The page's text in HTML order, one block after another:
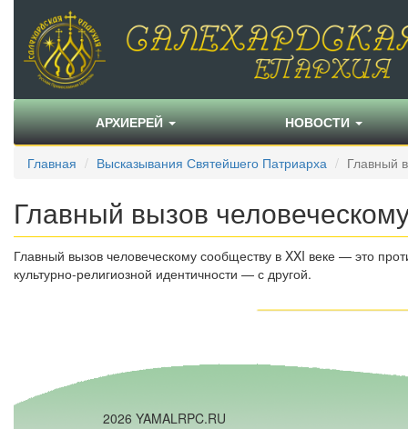
АРХИЕРЕЙ НОВОСТИ
Главная Высказывания Святейшего Патриарха Главный
Главный вызов
Главный вызов человеческому сообществу в XXI веке — это
культурно-религиозной идентичности — с другой.
2026 YAMALRPC.RU